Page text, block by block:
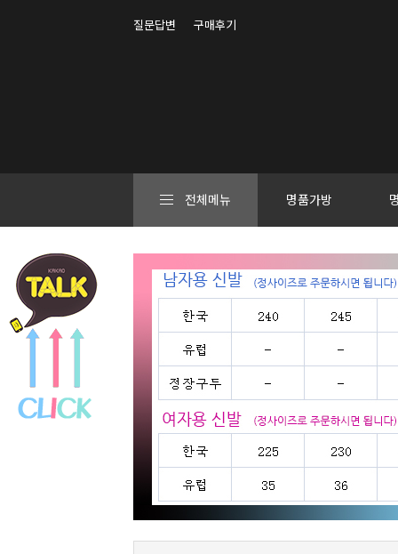
질문답변 구매후기
전체메뉴 명품가방